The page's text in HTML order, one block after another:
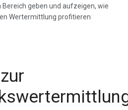
Bereich geben und aufzeigen, wie
Wertermittlung profitieren